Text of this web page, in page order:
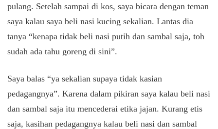
pulang. Setelah sampai di kos, saya bicara dengan teman
saya kalau saya beli nasi kucing sekalian. Lantas dia
tanya “kenapa tidak beli nasi putih dan sambal saja, toh
sudah ada tahu goreng di sini”.
Saya balas “ya sekalian supaya tidak kasian
pedagangnya”. Karena dalam pikiran saya kalau beli nasi
dan sambal saja itu mencederai etika jajan. Kurang etis
saja, kasihan pedagangnya kalau beli nasi dan sambal